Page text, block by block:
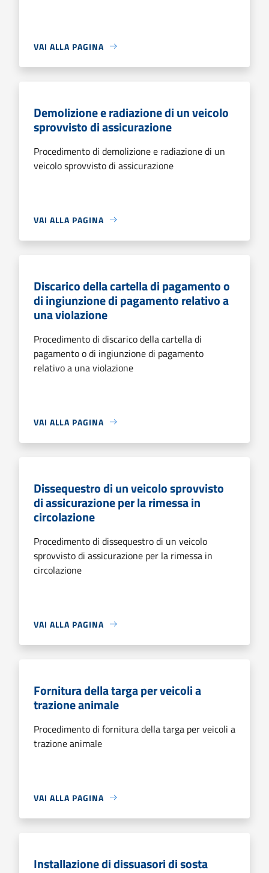
VAI ALLA PAGINA
Demolizione e radiazione di un veicolo
sprovvisto di assicurazione
Procedimento di demolizione e radiazione di un
veicolo sprovvisto di assicurazione
VAI ALLA PAGINA
Discarico della cartella di pagamento o
di ingiunzione di pagamento relativo a
una violazione
Procedimento di discarico della cartella di
pagamento o di ingiunzione di pagamento
relativo a una violazione
VAI ALLA PAGINA
Dissequestro di un veicolo sprovvisto
di assicurazione per la rimessa in
circolazione
Procedimento di dissequestro di un veicolo
sprovvisto di assicurazione per la rimessa in
circolazione
VAI ALLA PAGINA
Fornitura della targa per veicoli a
trazione animale
Procedimento di fornitura della targa per veicoli a
trazione animale
VAI ALLA PAGINA
Installazione di dissuasori di sosta